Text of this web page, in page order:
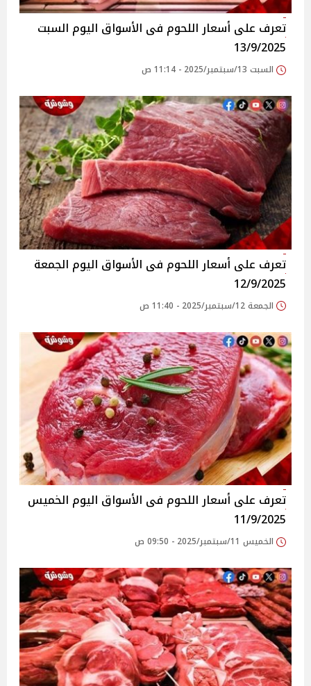
تعرف على أسعار اللحوم فى الأسواق‎‎ اليوم السبت
13/9/2025
السبت 13/سبتمبر/2025 - 11:14 ص
تعرف على أسعار اللحوم فى الأسواق‎‎ اليوم الجمعة
12/9/2025
الجمعة 12/سبتمبر/2025 - 11:40 ص
تعرف على أسعار اللحوم فى الأسواق‎‎ اليوم الخميس
11/9/2025
الخميس 11/سبتمبر/2025 - 09:50 ص